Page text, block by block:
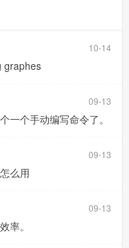
10-14
graphes
09-13
一个手动编写命令了。
09-13
么用
09-13
率。